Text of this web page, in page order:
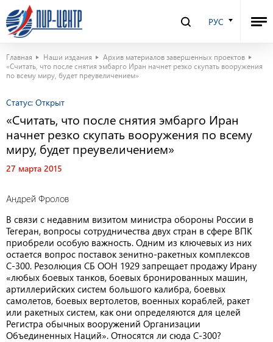
РУС
Главная Наши издания
Архив материалов завершенных проектов
«Считать, что после снятия эмбарго Иран начнет резко скупать вооружения
по всему миру, будет преувеличением»
Статус: Открыт
«Считать, что после снятия эмбарго Иран
начнет резко скупать вооружения по всему
миру, будет преувеличением»
27 марта 2015
Андрей Фролов
В связи с недавним визитом министра обороны России в
Тегеран, вопросы сотрудничества двух стран в сфере ВПК
приобрели особую важность. Одним из ключевых из них
остается вопрос поставок зенитно-ракетных комплексов
С-300. Резолюция СБ ООН 1929 запрещает продажу Ирану
«любых боевых танков, боевых бронированных машин,
артиллерийских систем большого калибра, боевых
самолетов, боевых вертолетов, военных кораблей, ракет
или ракетных систем, как они определяются для целей
Регистра обычных вооружений Организации
Объединенных Наций». Относятся ли сюда С-300?